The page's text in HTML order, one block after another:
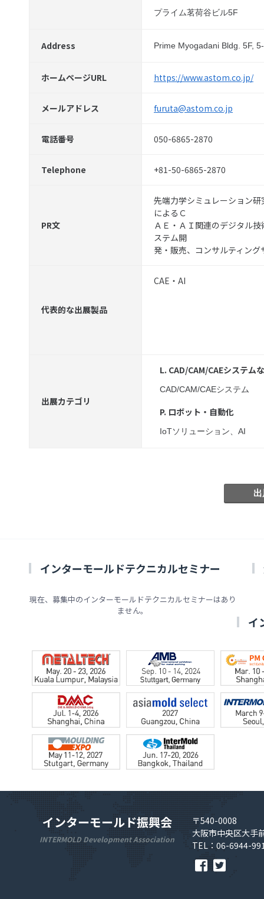
プライム茗荷谷ビル5F
Address Prime Myogadani Bldg. 5F,
ホームページURL https://www.astom.co.jp/
メールアドレス furuta@astom.co.jp
電話番号 050-6865-2870
Telephone +81-50-6865-2870
PR文
先端力学シミュレーション
によるＣ
ＡＥ・ＡＩ関連のデジタル
ステム開
発・販売、コンサルティン
代表的な出展製品
CAE・AI
出展カテゴリ
L. CAD/CAM/CAEシステム
CAD/CAM/CAEシステム
P. ロボット・自動化
IoTソリューション、AI
インターモールドテクニカルセミナー
現在、募集中のインターモールドテクニカルセミナーはあり
ません。
イ
インターモールド振興会
INTERMOLD Development Association
〒540-0008
大阪市中央区大手
TEL：06-6944-